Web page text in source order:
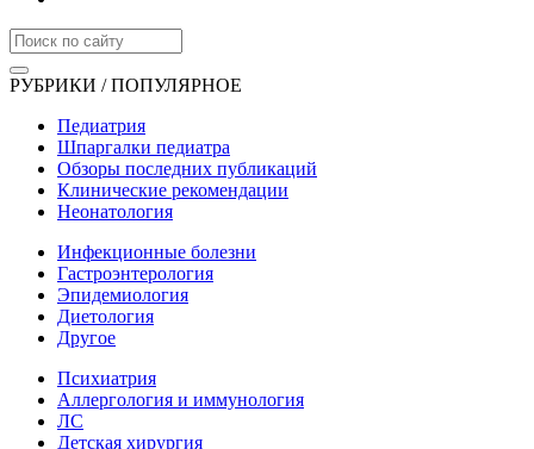
РУБРИКИ / ПОПУЛЯРНОЕ
Педиатрия
Шпаргалки педиатра
Обзоры последних публикаций
Клинические рекомендации
Неонатология
Инфекционные болезни
Гастроэнтерология
Эпидемиология
Диетология
Другое
Психиатрия
Аллергология и иммунология
ЛС
Детская хирургия